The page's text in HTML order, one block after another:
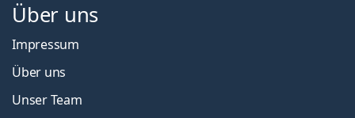
Über uns
Impressum
Über uns
Unser Team